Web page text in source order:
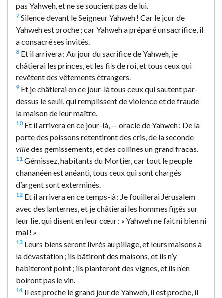
pas Yahweh, et ne se soucient pas de lui.
7 Silence devant le Seigneur Yahweh ! Car le jour de
Yahweh est proche ; car Yahweh a préparé un sacrifice, il
a consacré ses invités.
8 Et il arrivera : Au jour du sacrifice de Yahweh, je
châtierai les princes, et les fils de roi, et tous ceux qui
revêtent des vêtements étrangers.
9 Et je châtierai en ce jour-là tous ceux qui sautent par-
dessus le seuil, qui remplissent de violence et de fraude
la maison de leur maître.
10Et il arrivera en ce jour-là, — oracle de Yahweh : De la
porte des poissons retentiront des cris, de la seconde
villedes gémissements, et des collines un grand fracas.
11 Gémissez, habitants du Mortier, car tout le peuple
chananéen est anéanti, tous ceux qui sont chargés
d’argent sont exterminés.
12 Et il arrivera en ce temps-là : Je fouillerai Jérusalem
avec des lanternes, et je châtierai les hommes figés sur
leur lie, qui disent en leur cœur : « Yahweh ne fait ni bien ni
mal ! »
13 Leurs biens seront livrés au pillage, et leurs maisons à
la dévastation ; ils bâtiront des maisons, et ils n’y
habiteront point ; ils planteront des vignes, et ils n’en
boiront pas le vin.
14 Il est proche le grand jour de Yahweh, il est proche, il